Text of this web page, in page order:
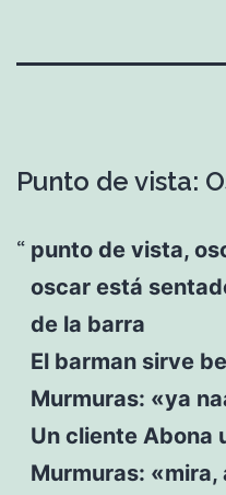
Punto de vista:
punto de vista,
oscar está
de la barra
El barman sirve
Murmuras: «ya
Un cliente Abona
Murmuras: «mira,